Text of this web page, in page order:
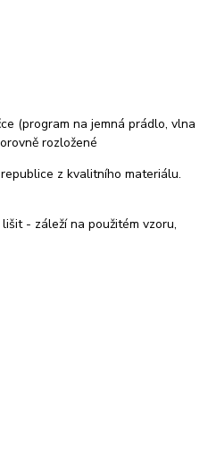
(program na jemná prádlo, vlna
rozložené
z kvalitního materiálu.
lišit - záleží na použitém vzoru,